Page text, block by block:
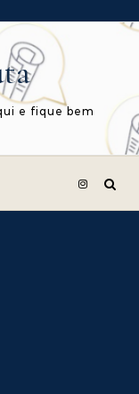
e fique bem